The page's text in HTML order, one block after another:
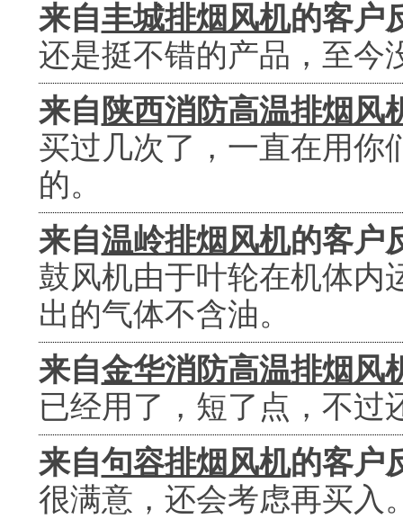
来自丰城排烟风机的客户
还是挺不错的产品，至今
来自 陕西消防高温排烟风
买过几次了，一直在用你
的。
来自温岭排烟风机的客户
鼓风机由于叶轮在机体内
出的气体不含油。
来自金华消防高温排烟风
已经用了，短了点，不过
来自句容排烟风机的客户
很满意，还会考虑再买入